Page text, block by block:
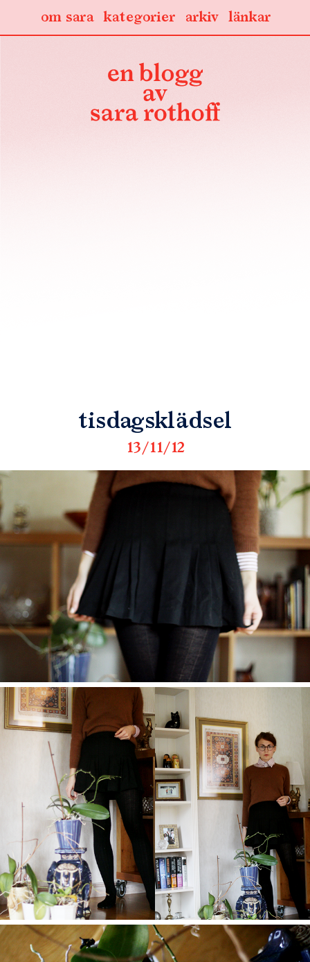
länkar
arkiv
kategorier
om sara
tisdagsklädsel
13/11/12